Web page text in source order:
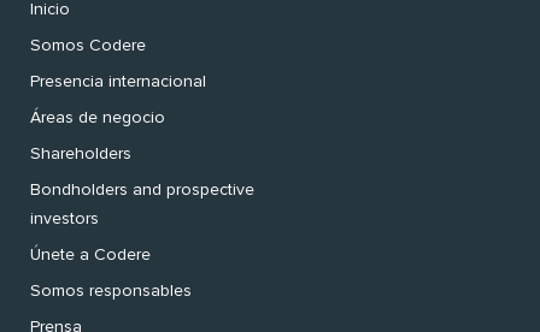
Inicio
Somos Codere
Presencia internacional
Áreas de negocio
Shareholders
Bondholders and prospective
investors
Únete a Codere
Somos responsables
Prensa